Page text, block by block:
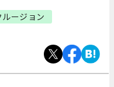
ージョン